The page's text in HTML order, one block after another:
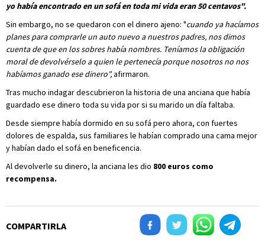
yo había encontrado en un sofá en toda mi vida eran 50 centavos".
Sin embargo, no se quedaron con el dinero ajeno: "cuando ya hacíamos
planes para comprarle un auto nuevo a nuestros padres, nos dimos
cuenta de que en los sobres había nombres. Teníamos la obligación
moral de devolvérselo a quien le pertenecía porque nosotros no nos
habíamos ganado ese dinero",afirmaron.
Tras mucho indagar descubrieron la historia de una anciana que había
guardado ese dinero toda su vida por si su marido un día faltaba.
Desde siempre había dormido en su sofá pero ahora, con fuertes
dolores de espalda, sus familiares le habían comprado una cama mejor
y habían dado el sofá en beneficencia.
Al devolverle su dinero, la anciana les dio 800 euros como
recompensa.
COMPARTIRLA